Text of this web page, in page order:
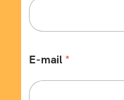
E-mail *